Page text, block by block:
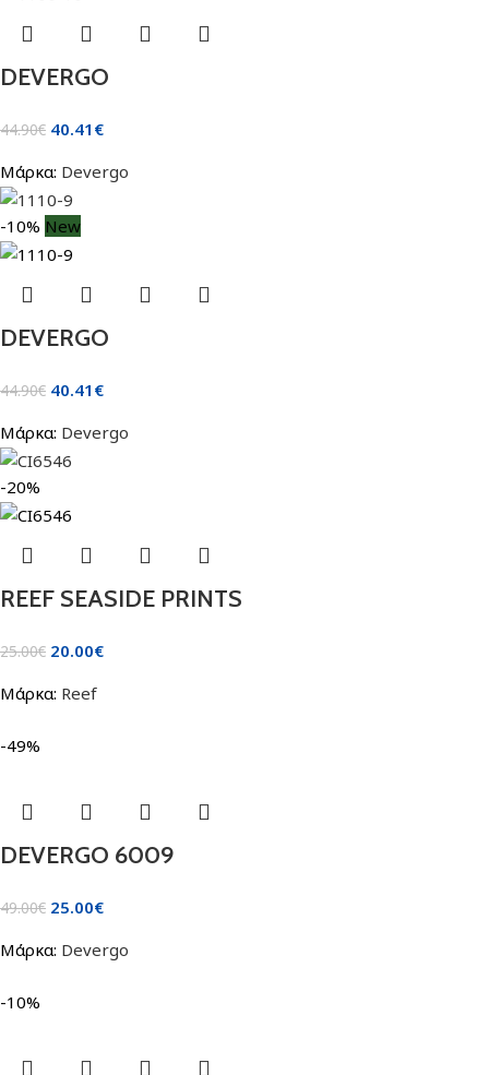
DEVERGO
44.90€ 40.41 €
Μάρκα: Devergo
-10% New
DEVERGO
44.90€ 40.41 €
Μάρκα: Devergo
-20%
REEF SEASIDE PRINTS
25.00€ 20.00€
Μάρκα: Reef
-49%
DEVERGO 6009
49.00€ 25.00€
Μάρκα: Devergo
-10%